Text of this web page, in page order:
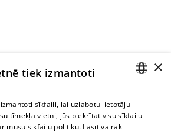
atklātu seksuālu informāciju un attēlus. Lietot
tikai no 18 gadu vecuma.
TURPINIET
ROTAĻĀTIES
RUSSIAN
×
tiek izmantoti
sīkfaili, lai uzlabotu lietotāju
tīmekļa vietni, jūs piekrītat visu sīkfailu
mūsu sīkfailu politiku. Lasīt vairāk